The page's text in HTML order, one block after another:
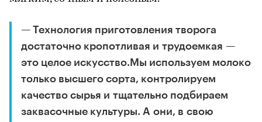
— Технология приготовления творога
достаточно кропотливая и трудоемкая —
это целое искусство.Мы используем молоко
только высшего сорта, контролируем
качество сырья и тщательно подбираем
заквасочные культуры. А они, в свою